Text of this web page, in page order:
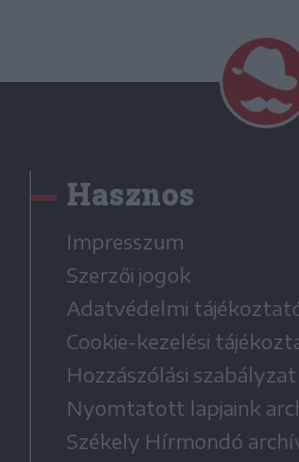
Hasznos
Impresszum
Szerzői jogok
Adatvédelmi
Cookie-kezelési
Hozzászólási szabályzat
Nyomtatott lapjaink
Székely Hírmondó